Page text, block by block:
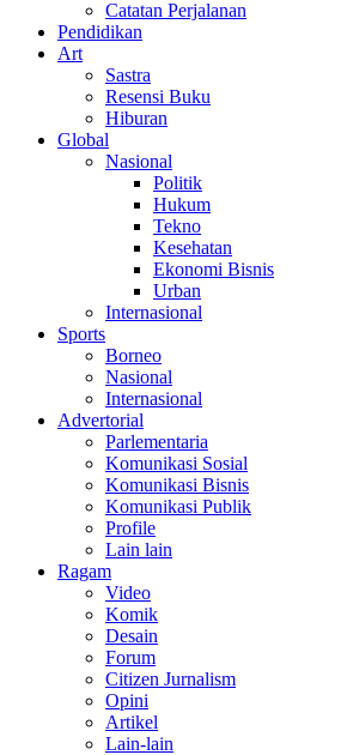
Catatan Perjalanan
Pendidikan
Art
Sastra
Resensi Buku
Hiburan
Global
Nasional
Politik
Hukum
Tekno
Kesehatan
Ekonomi Bisnis
Urban
Internasional
Sports
Borneo
Nasional
Internasional
Advertorial
Parlementaria
Komunikasi Sosial
Komunikasi Bisnis
Komunikasi Publik
Profile
Lain lain
Ragam
Video
Komik
Desain
Forum
Citizen Jurnalism
Opini
Artikel
Lain-lain